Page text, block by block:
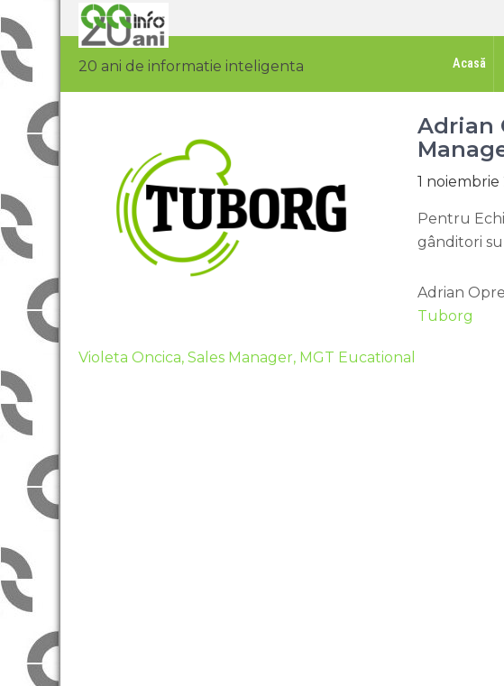
20 ani de informatie inteligenta Acasă
Adrian
1 noiembrie
Pentru
gânditori
Adrian
Tuborg
Violeta Oncica, Sales Manager, MGT Eucational